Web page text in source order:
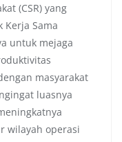
(CSR) yang
Sama
untuk mejaga
masyarakat
luasnya
wilayah operasi